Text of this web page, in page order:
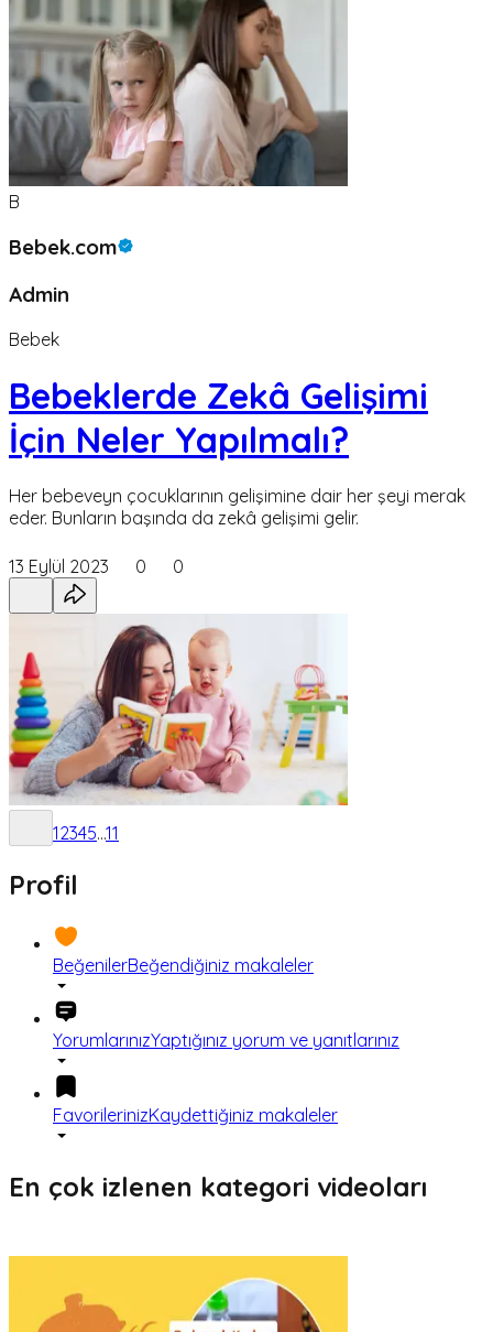
B
Bebek.com
Admin
Bebek
Bebeklerde Zekâ Gelişimi
İçin Neler Yapılmalı?
Her bebeveyn çocuklarının gelişimine dair her şeyi merak
eder. Bunların başında da zekâ gelişimi gelir.
13 Eylül 2023 0 0
12345...11
Profil
BeğenilerBeğendiğiniz makaleler
YorumlarınızYaptığınız yorum ve yanıtlarınız
FavorilerinizKaydettiğiniz makaleler
En çok izlenen kategori videoları